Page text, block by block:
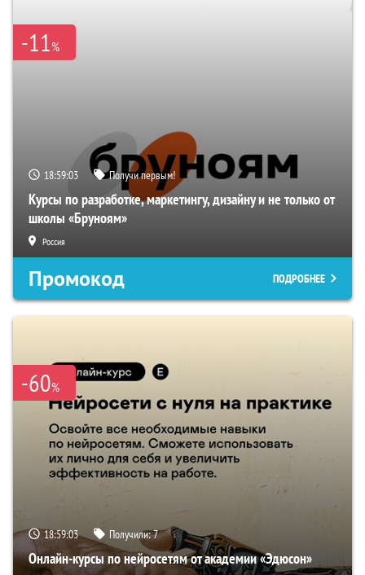
-11%
18:59:02 Получи первым!
Курсы по разработке, маркетингу, дизайну и не только от
школы «Бруноям»
Россия
Промокод ПОДРОБНЕЕ
-60%
18:59:02 Получили:7
Онлайн-курсы по нейросетям от академии «Эдюсон»